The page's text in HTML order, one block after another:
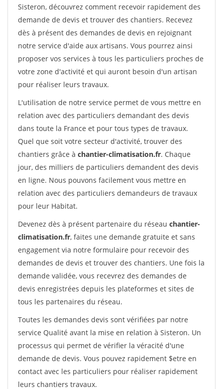
Sisteron, découvrez comment recevoir rapidement des
demande de devis et trouver des chantiers. Recevez
dès à présent des demandes de devis en rejoignant
notre service d'aide aux artisans. Vous pourrez ainsi
proposer vos services à tous les particuliers proches de
votre zone d'activité et qui auront besoin d'un artisan
pour réaliser leurs travaux.
L'utilisation de notre service permet de vous mettre en
relation avec des particuliers demandant des devis
dans toute la France et pour tous types de travaux.
Quel que soit votre secteur d'activité, trouver des
chantiers grâce à chantier-climatisation.fr. Chaque
jour, des milliers de particuliers demandent des devis
en ligne. Nous pouvons facilement vous mettre en
relation avec des particuliers demandeurs de travaux
pour leur Habitat.
Devenez dès à présent partenaire du réseau chantier-
climatisation.fr, faites une demande gratuite et sans
engagement via notre formulaire pour recevoir des
demandes de devis et trouver des chantiers. Une fois la
demande validée, vous recevrez des demandes de
devis enregistrées depuis les plateformes et sites de
tous les partenaires du réseau.
Toutes les demandes devis sont vérifiées par notre
service Qualité avant la mise en relation à Sisteron. Un
processus qui permet de vérifier la véracité d'une
demande de devis. Vous pouvez rapidement $etre en
contact avec les particuliers pour réaliser rapidement
leurs chantiers travaux.